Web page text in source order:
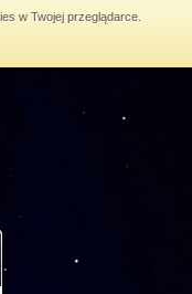
w Twojej przeglądarce.